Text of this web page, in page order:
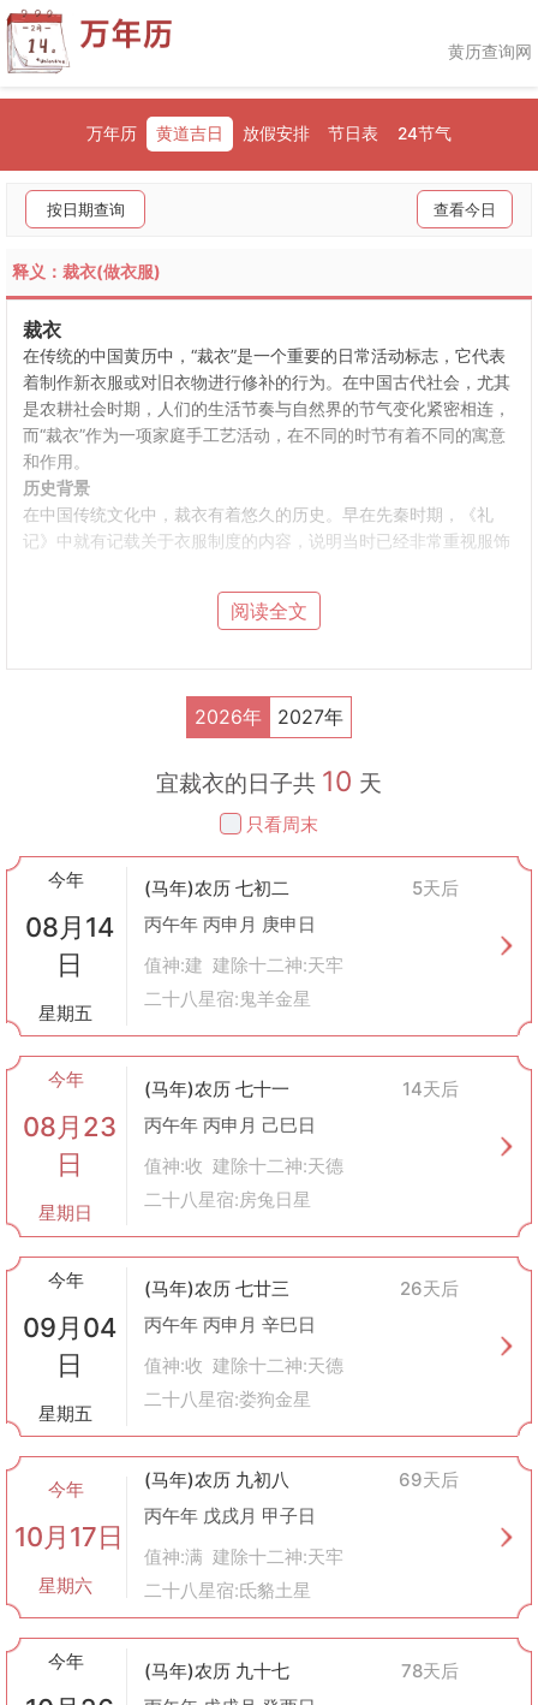
黄历查询网
万年历 黄道吉日 放假安排 节日表 24节气
按日期查询 查看今日
释义：裁衣(做衣服)
裁衣
在传统的中国黄历中，“裁衣”是一个重要的日常活动标志，它代表
着制作新衣服或对旧衣物进行修补的行为。在中国古代社会，尤其
是农耕社会时期，人们的生活节奏与自然界的节气变化紧密相连，
而“裁衣”作为一项家庭手工艺活动，在不同的时节有着不同的寓意
和作用。
历史背景
在中国传统文化中，裁衣有着悠久的历史。早在先秦时期，《礼
记》中就有记载关于衣服制度的内容，说明当时已经非常重视服饰
繁，丝绸等高档面料的使用逐渐普及，使得裁衣技术得到了进一步
的发展。唐代是中国历史上一个经济文化高度发达的时代，此时的
期，民间出现了众多专门从事服装制作的手工艺人，他们不仅为皇
室贵族服务，也为普通百姓提供各种各样的服装定制服务。
为什么会在黄历中提到“裁衣”
应气温的变化。因此，在特定的时间点裁制新衣成为了一种习俗。
好运，避免不祥之事发生。
礼仪需求：古代社会重视礼仪规范，参加重要场合时着装得体是必
要的。因此，在重大节日或庆典前准备新衣也是对传统礼仪的尊
如何选择裁衣的吉日
参考黄历
：根据黄历上的标注，挑选适宜的日子进行裁缝工作。一
般而言，黄历会注明某天是否适合“裁衣”、“冠笄”等活动。
考虑个人八字
最适合自己的裁衣吉日。
避开冲煞日
春分缝春衣：春分时节气温逐渐回暖，此时开始制作春夏之交所穿
的衣服。
秋分做冬装
：到了秋天，特别是秋分之后，就可以着手准备冬季御
寒的衣物了。
新年换新装
年的好兆头。
现代意义
些传统文化仍然有助于我们更好地认识祖先的生活方式及思维方
式。同时，在一些特定场合如婚礼、庆典等，定制服装仍被视为一
种尊贵的选择，体现了个性化的审美追求以及对仪式感的重视。
总之，“裁衣”不仅仅是一项简单的手工活动，它背后蕴含着丰富的
历史文化内涵。通过学习和传承这一习俗，我们可以更好地理解和
欣赏中华优秀传统文化的魅力所在。
阅读全文
2026年 2027年
宜裁衣的日子共 10 天
只看周末
今年
08月14
日
星期五
(马年)农历 七初二
5天后
丙午年 丙申月 庚申日
值神:建 建除十二神:天牢
二十八星宿:鬼羊金星
今年
08月23
日
星期日
(马年)农历 七十一
14天后
丙午年 丙申月 己巳日
值神:收 建除十二神:天德
二十八星宿:房兔日星
今年
09月04
日
星期五
(马年)农历 七廿三
26天后
丙午年 丙申月 辛巳日
值神:收 建除十二神:天德
二十八星宿:娄狗金星
今年
10月17日
星期六
(马年)农历 九初八
69天后
丙午年 戊戌月 甲子日
值神:满 建除十二神:天牢
二十八星宿:氐貉土星
今年 (马年)农历 九十七
78天后